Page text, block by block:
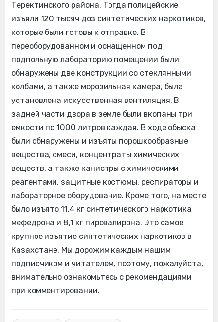
Теректинского района. Тогда полицейские
изъяли 120 тысяч доз синтетических наркотиков,
которые были готовы к отправке. В
переоборудованном и оснащенном под
подпольную лабораторию помещении были
обнаружены две конструкции со стеклянными
колбами, а также морозильная камера, была
установлена искусственная вентиляция. В
задней части двора в земле были вкопаны три
емкости по 1000 литров каждая. В ходе обыска
были обнаружены и изъяты порошкообразные
вещества, смеси, концентраты химических
веществ, а также канистры с химическими
реагентами, защитные костюмы, респираторы и
лабораторное оборудование. Кроме того, на месте
было изъято 11,4 кг синтетического наркотика
мефедрона и 8,1 кг пировалирона. Это самое
крупное изъятие синтетических наркотиков в
Казахстане. Мы дорожим каждым нашим
подписчиком и читателем, поэтому, пожалуйста,
внимательно ознакомьтесь с рекомендациями
при комментировании.